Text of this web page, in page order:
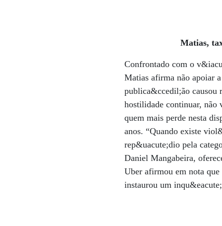
Matias,
Confrontado com o
Matias afirma não apoiar
publica&ccedil;ão causou
hostilidade continuar, não
quem mais perde nesta
anos. “Quando existe
rep&uacute;dio pela
Daniel Mangabeira,
Uber afirmou em nota
instaurou um